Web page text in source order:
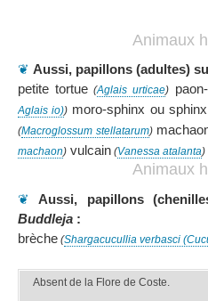
Animaux
❦ Aussi, papillons (adultes)
petite tortue (Aglais urticae)
Aglais io)) moro-sphinx ou
(Macroglossum stellatarum)
machaon) vulcain (Vanessa atalanta)
Animaux
❦Aussi, papillons
Buddleja :
brèche (Shargacucullia verbasci
Absent de la Flore de Coste.